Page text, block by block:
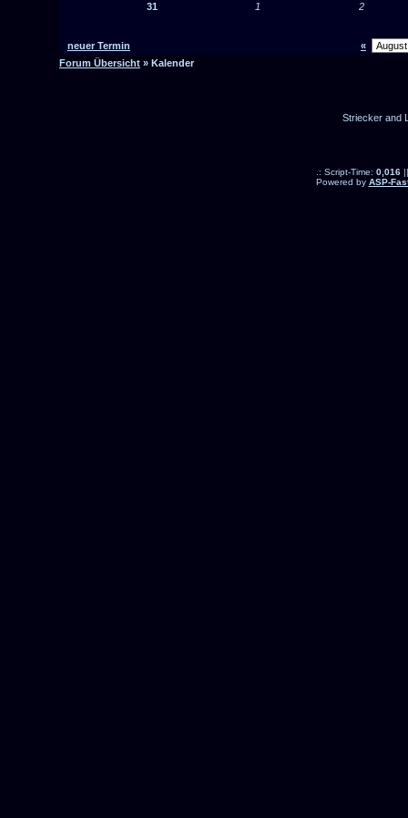
31 1 2
neuer Termin
«
Forum Übersicht » Kalender
Striecker and
.: Script-Time: 0,016||
Powered by ASP-